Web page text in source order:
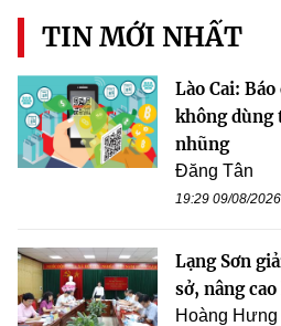
TIN MỚI NHẤT
Lào Cai:
không dùng
nhũng
Đăng Tân
19:29 09/08/2026
Lạng Sơn
sở, nâng
Hoàng Hưng